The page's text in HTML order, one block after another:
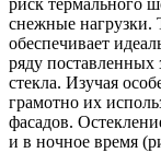
риск термального
снежные нагрузки.
обеспечивает
ряду поставленных
стекла. Изучая
грамотно их
фасадов.
и в ночное время